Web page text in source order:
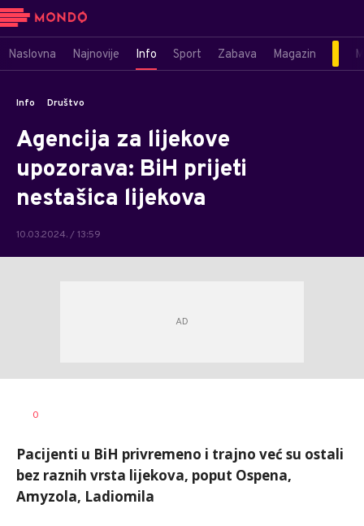
Naslovna Najnovije Info Sport Zabava Magazin
Info Društvo
Agencija za lijekove
upozorava: BiH prijeti
nestašica lijekova
10.03.2024. / 13:59
AUTOR
0
Pacijenti u BiH privremeno i trajno već su ostali
bez raznih vrsta lijekova, poput Ospena,
Amyzola, Ladiomila